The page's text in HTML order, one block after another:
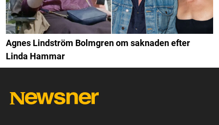
Agnes Lindström Bolmgren om saknaden efter
Linda Hammar